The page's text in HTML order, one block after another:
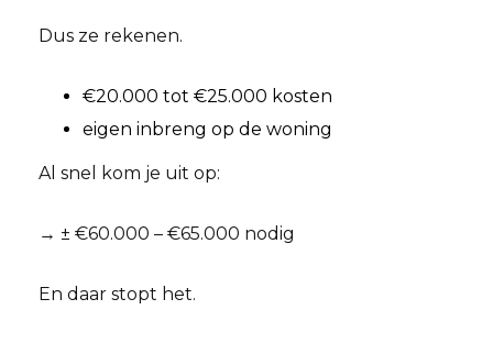
Dus ze rekenen.
€20.000 tot €25.000 kosten
eigen inbreng op de woning
Al snel kom je uit op:
→ ± €60.000 – €65.000 nodig
En daar stopt het.